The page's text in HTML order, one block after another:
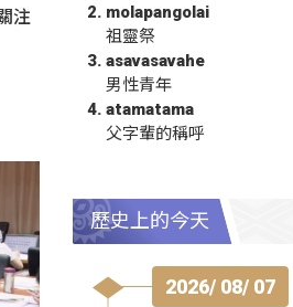
注
molapangolai
祖靈祭
asavasavahe
男性青年
atamatama
父字輩的稱呼
歷史上的今天
2026/ 08/ 07